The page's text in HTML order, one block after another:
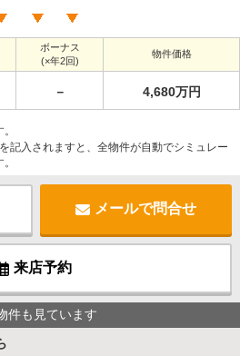
ボーナス
(×年2回)
物件価格
－ 4,680万円
記入されますと、全物件が自動でシミュレー
メールで問合せ
来店予約
件も見ています